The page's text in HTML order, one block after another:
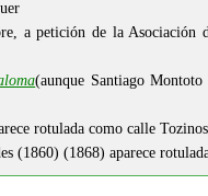
a petición de la
(aunque Santiago
rotulada como calle
(1860) (1868) aparece